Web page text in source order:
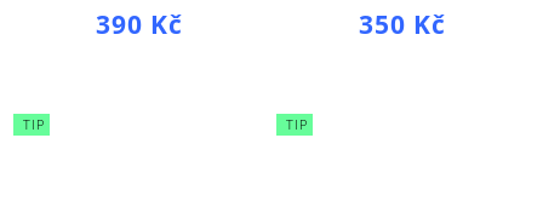
390 Kč 350 Kč
TIP TIP